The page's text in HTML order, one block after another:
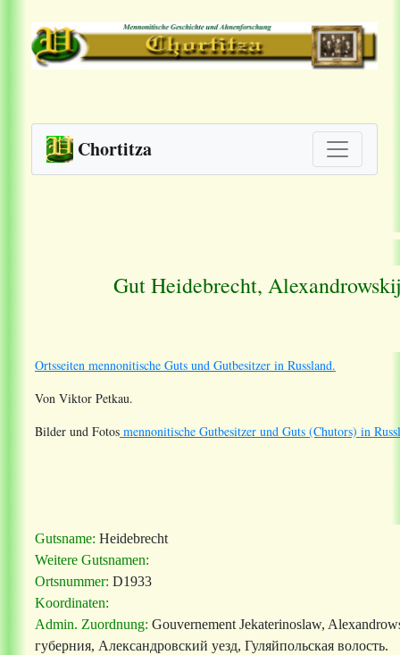
Chortitza
Gut Heidebrecht,
Ortsseiten mennonitische Guts und Gutbesitzer in Russland.
Von Viktor Petkau.
Bilder und Fotos mennonitische Gutbesitzer und Guts (Chutors) in
Gutsname: Heidebrecht
Weitere Gutsnamen:
Ortsnummer: D1933
Koordinaten:
Admin. Zuordnung: Gouvernement Jekaterinoslaw,
губерния, Александровский уезд, Гуляйпольская волость.